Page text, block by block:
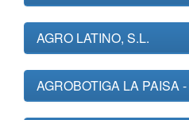
AGRO LATINO, S.L.
AGROBOTIGA LA PAISA